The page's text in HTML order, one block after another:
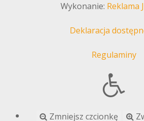
Wykonanie: Reklama
Deklaracja
Regulaminy
Zmniejsz czcionkę